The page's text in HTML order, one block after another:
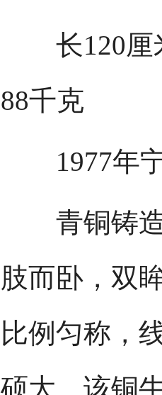
长120厘米
88千克
1977年宁
青铜铸造
肢而卧，双
比例匀称，
硕大。该铜